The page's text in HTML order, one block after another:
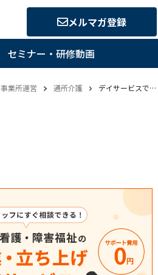
メルマガ登録
セミナー・研修動画
事業所運営 通所介護 デイサービスでファクタリングを利用するメリット・デメリットとは？